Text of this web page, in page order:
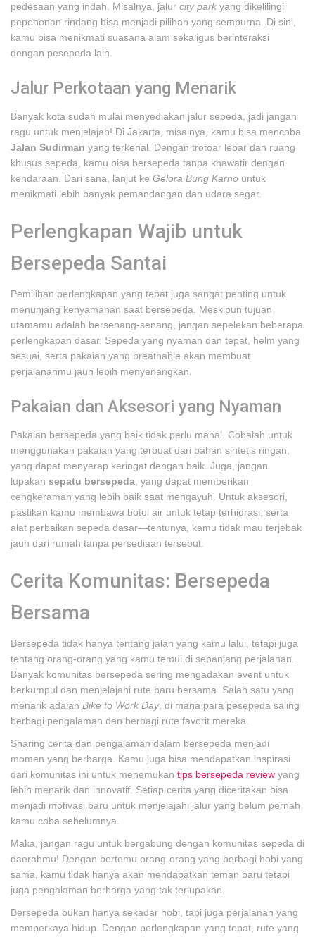
pedesaan yang indah. Misalnya, jalur city park yang dikelilingi
pepohonan rindang bisa menjadi pilihan yang sempurna. Di sini,
kamu bisa menikmati suasana alam sekaligus berinteraksi
dengan pesepeda lain.
Jalur Perkotaan yang Menarik
Banyak kota sudah mulai menyediakan jalur sepeda, jadi jangan
ragu untuk menjelajah! Di Jakarta, misalnya, kamu bisa mencoba
Jalan Sudirman yang terkenal. Dengan trotoar lebar dan ruang
khusus sepeda, kamu bisa bersepeda tanpa khawatir dengan
kendaraan. Dari sana, lanjut ke Gelora Bung Karno untuk
menikmati lebih banyak pemandangan dan udara segar.
Perlengkapan Wajib untuk
Bersepeda Santai
Pemilihan perlengkapan yang tepat juga sangat penting untuk
menunjang kenyamanan saat bersepeda. Meskipun tujuan
utamamu adalah bersenang-senang, jangan sepelekan beberapa
perlengkapan dasar. Sepeda yang nyaman dan tepat, helm yang
sesuai, serta pakaian yang breathable akan membuat
perjalananmu jauh lebih menyenangkan.
Pakaian dan Aksesori yang Nyaman
Pakaian bersepeda yang baik tidak perlu mahal. Cobalah untuk
menggunakan pakaian yang terbuat dari bahan sintetis ringan,
yang dapat menyerap keringat dengan baik. Juga, jangan
lupakan sepatu bersepeda , yang dapat memberikan
cengkeraman yang lebih baik saat mengayuh. Untuk aksesori,
pastikan kamu membawa botol air untuk tetap terhidrasi, serta
alat perbaikan sepeda dasar—tentunya, kamu tidak mau terjebak
jauh dari rumah tanpa persediaan tersebut.
Cerita Komunitas: Bersepeda
Bersama
Bersepeda tidak hanya tentang jalan yang kamu lalui, tetapi juga
tentang orang-orang yang kamu temui di sepanjang perjalanan.
Banyak komunitas bersepeda sering mengadakan event untuk
berkumpul dan menjelajahi rute baru bersama. Salah satu yang
menarik adalah Bike to Work Day, di mana para pesepeda saling
berbagi pengalaman dan berbagi rute favorit mereka.
Sharing cerita dan pengalaman dalam bersepeda menjadi
momen yang berharga. Kamu juga bisa mendapatkan inspirasi
dari komunitas ini untuk menemukan tips bersepeda review yang
lebih menarik dan innovatif. Setiap cerita yang diceritakan bisa
menjadi motivasi baru untuk menjelajahi jalur yang belum pernah
kamu coba sebelumnya.
Maka, jangan ragu untuk bergabung dengan komunitas sepeda di
daerahmu! Dengan bertemu orang-orang yang berbagi hobi yang
sama, kamu tidak hanya akan mendapatkan teman baru tetapi
juga pengalaman berharga yang tak terlupakan.
Bersepeda bukan hanya sekadar hobi, tapi juga perjalanan yang
memperkaya hidup. Dengan perlengkapan yang tepat, rute yang